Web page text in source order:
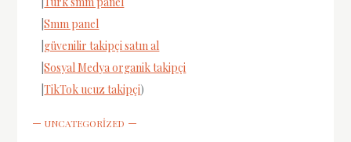
|Smm panel
güvenilir takipçi satın al
|Sosyal Medya organik takipçi
|TikTok ucuz takipçi)
UNCATEGORIZED